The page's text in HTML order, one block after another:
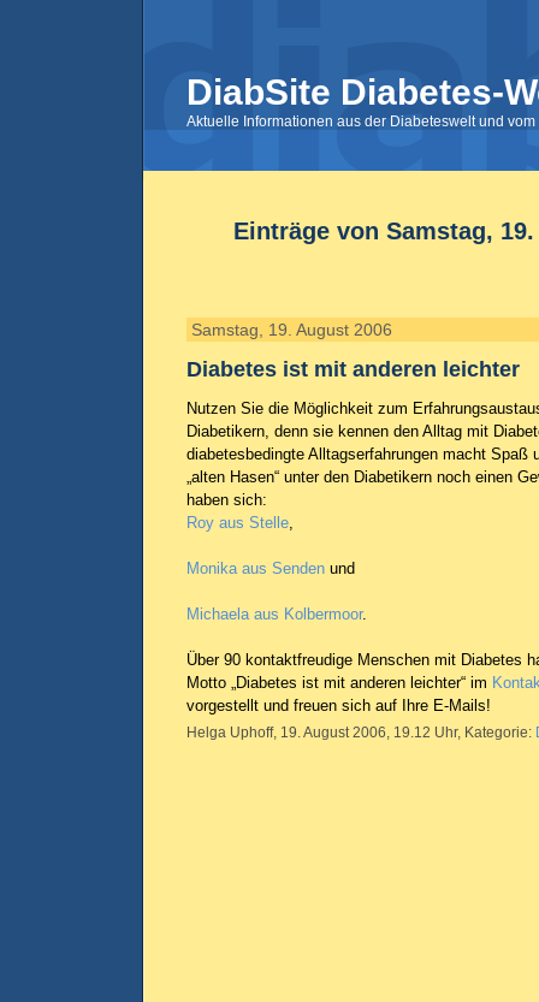
DiabSite Diabetes-
Aktuelle Informationen aus der Diabeteswelt und
Einträge von Samstag,
Samstag, 19. August 2006
Diabetes ist mit anderen leichter
Nutzen Sie die Möglichkeit zum
Diabetikern, denn sie kennen den Alltag mit
diabetesbedingte Alltagserfahrungen macht Spaß
„alten Hasen“ unter den Diabetikern noch einen
haben sich:
Roy aus Stelle,
Monika aus Senden und
Michaela aus Kolbermoor.
Über 90 kontaktfreudige Menschen mit Diabetes
Motto „Diabetes ist mit anderen leichter“ im
vorgestellt und freuen sich auf Ihre E-Mails!
Helga Uphoff, 19. August 2006, 19.12 Uhr, Kategorie: